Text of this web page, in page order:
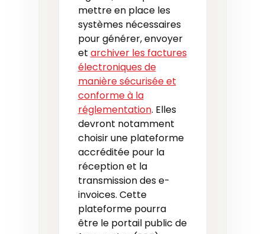
mettre en place les
systèmes nécessaires
pour générer, envoyer
et archiver les factures
électroniques de
manière sécurisée et
conforme à la
réglementation. Elles
devront notamment
choisir une plateforme
accréditée pour la
réception et la
transmission des e-
invoices. Cette
plateforme pourra
être le portail public de